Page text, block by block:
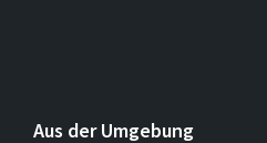
Aus der Umgebung